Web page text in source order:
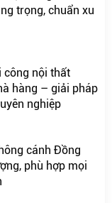
trọng, chuẩn xu
công nội thất
hàng – giải pháp
nghiệp
cánh Đồng
phù hợp mọi